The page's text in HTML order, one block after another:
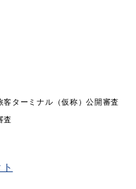
ターミナル（仮称）公開審査
査